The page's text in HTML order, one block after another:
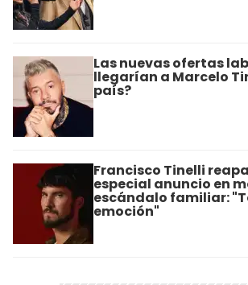
Las nuevas ofertas
llegarían a Marcelo
país?
Francisco Tinelli
especial anuncio en
escándalo familiar:
emoción"